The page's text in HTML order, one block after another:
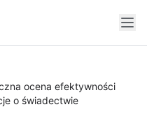
ocena efektywności
o świadectwie